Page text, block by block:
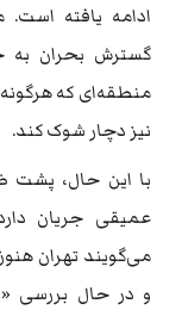
ادامه یافته
گسترش بحران به
منطقه‌ای که هرگونه
نیز دچار شوک کند.
با این حال، پشت
عمیقی جریان
می‌گویند تهران
و در حال بررسی